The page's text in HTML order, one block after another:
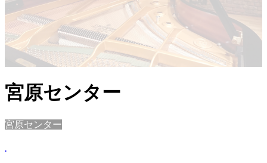
宮原センター
宮原センター
.